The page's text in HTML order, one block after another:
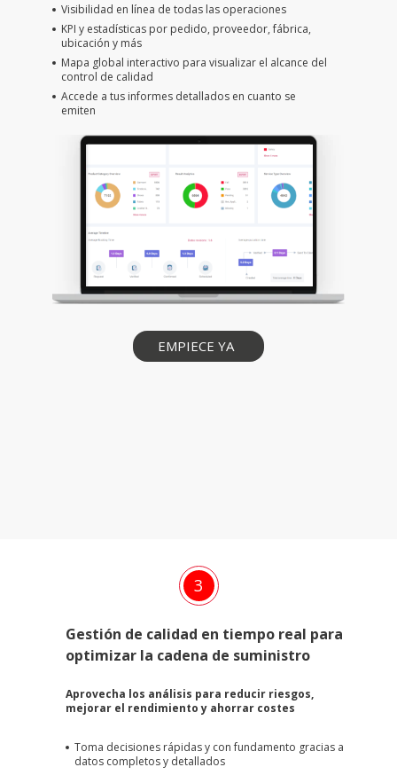
Visibilidad en línea de todas las operaciones
KPI y estadísticas por pedido, proveedor, fábrica,
ubicación y más
Mapa global interactivo para visualizar el alcance del
control de calidad
Accede a tus informes detallados en cuanto se
emiten
EMPIECE YA
Gestión de calidad en tiempo real para
optimizar la cadena de suministro
Aprovecha los análisis para reducir riesgos,
mejorar el rendimiento y ahorrar costes
Toma decisiones rápidas y con fundamento gracias a
datos completos y detallados
3